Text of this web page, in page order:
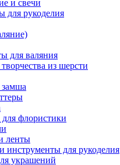
и свечи
для рукоделия
для валяния
из шерсти
флористики
ленты
инструменты для рукоделия
украшений